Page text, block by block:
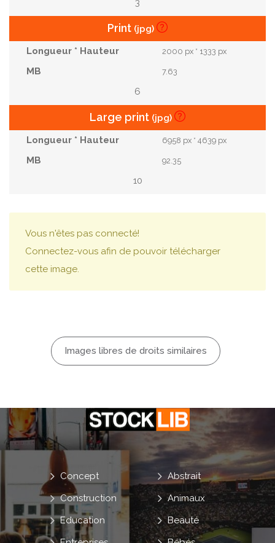
3
Print (jpg)
2000 px * 1333 px
7.63
6
Large print (jpg)
6958 px * 4639 px
92.35
10
Vous n'êtes pas connecté!
Connectez-vous afin de pouvoir télécharger
cette image.
Images libres de droits similaires
Abstrait
Animaux
Beauté
Concept
Construction
Education